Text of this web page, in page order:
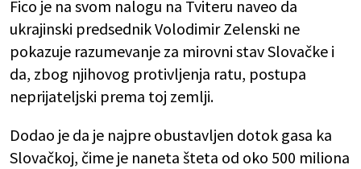
Fico je na svom nalogu na Tviteru naveo da
ukrajinski predsednik Volodimir Zelenski ne
pokazuje razumevanje za mirovni stav Slovačke i
da, zbog njihovog protivljenja ratu, postupa
neprijateljski prema toj zemlji.
Dodao je da je najpre obustavljen dotok gasa ka
Slovačkoj, čime je naneta šteta od oko 500 miliona